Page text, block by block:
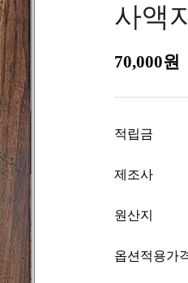
사액
70,000원
적립금
제조사
원산지
옵션적용가